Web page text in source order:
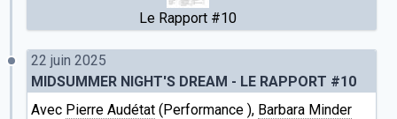
Le Rapport #10
22 juin 2025
MIDSUMMER NIGHT'S DREAM - LE RAPPORT #10
Avec Pierre Audétat (Performance ), Barbara Minder